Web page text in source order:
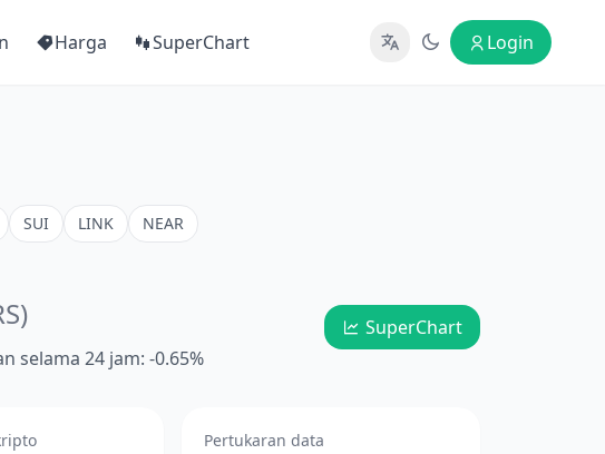
Harga SuperChart Login
SUI LINK NEAR
selama 24 jam: -0.65%
SuperChart
Pertukaran data